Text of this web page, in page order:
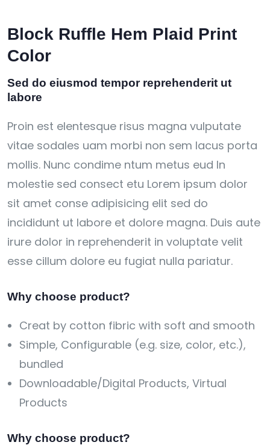
Block Ruffle Hem Plaid Print
Color
Sed do eiusmod tempor reprehenderit ut
labore
Proin est elentesque risus magna vulputate
vitae sodales uam morbi non sem lacus porta
mollis. Nunc condime ntum metus eud In
molestie sed consect etu Lorem ipsum dolor
sit amet conse adipisicing elit sed do
incididunt ut labore et dolore magna. Duis aute
irure dolor in reprehenderit in voluptate velit
esse cillum dolore eu fugiat nulla pariatur.
Why choose product?
Creat by cotton fibric with soft and smooth
Simple, Configurable (e.g. size, color, etc.),
bundled
Downloadable/Digital Products, Virtual
Products
Why choose product?